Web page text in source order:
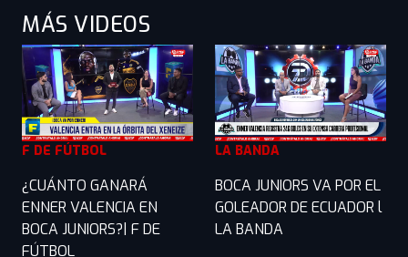
MÁS VIDEOS
F DE FÚTBOL
¿CUÁNTO GANARÁ
ENNER VALENCIA EN
BOCA JUNIORS?| F DE
FÚTBOL
LA BANDA
BOCA JUNIORS VA POR EL
GOLEADOR DE ECUADOR l
LA BANDA